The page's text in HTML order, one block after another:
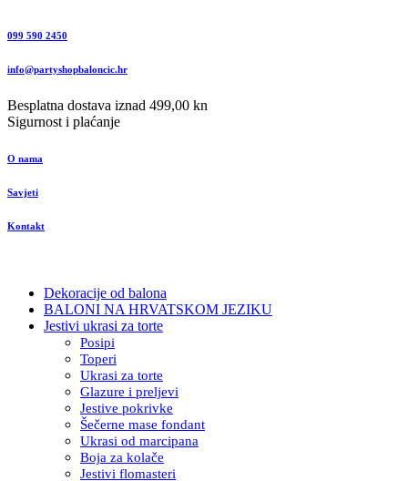
099 590 2450
info@partyshopbaloncic.hr
Besplatna dostava iznad 499,00 kn
Sigurnost i plaćanje
O nama
Savjeti
Kontakt
Dekoracije od balona
BALONI NA HRVATSKOM JEZIKU
Jestivi ukrasi za torte
Posipi
Toperi
Ukrasi za torte
Glazure i preljevi
Jestive pokrivke
Šečerne mase fondant
Ukrasi od marcipana
Boja za kolače
Jestivi flomasteri